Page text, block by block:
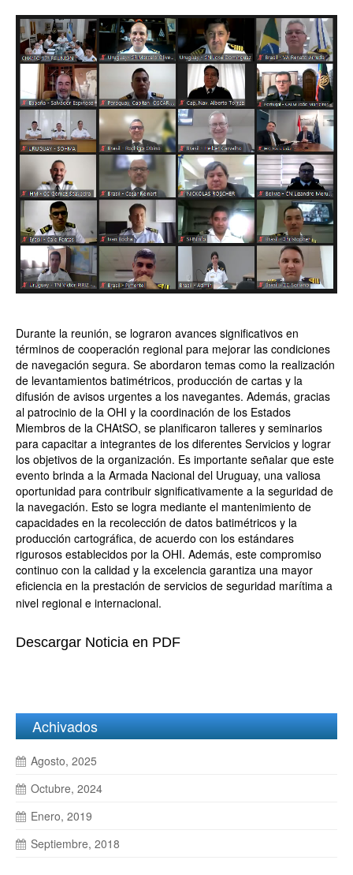
Durante la reunión, se lograron avances significativos en
términos de cooperación regional para mejorar las condiciones
de navegación segura. Se abordaron temas como la realización
de levantamientos batimétricos, producción de cartas y la
difusión de avisos urgentes a los navegantes. Además, gracias
al patrocinio de la OHI y la coordinación de los Estados
Miembros de la CHAtSO, se planificaron talleres y seminarios
para capacitar a integrantes de los diferentes Servicios y lograr
los objetivos de la organización. Es importante señalar que este
evento brinda a la Armada Nacional del Uruguay, una valiosa
oportunidad para contribuir significativamente a la seguridad de
la navegación. Esto se logra mediante el mantenimiento de
capacidades en la recolección de datos batimétricos y la
producción cartográfica, de acuerdo con los estándares
rigurosos establecidos por la OHI. Además, este compromiso
continuo con la calidad y la excelencia garantiza una mayor
eficiencia en la prestación de servicios de seguridad marítima a
nivel regional e internacional.
Descargar Noticia en PDF
Achivados
Agosto, 2025
Octubre, 2024
Enero, 2019
Septiembre, 2018